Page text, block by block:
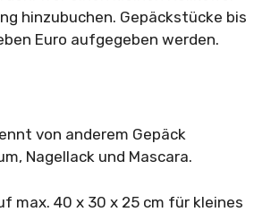
hinzubuchen. Gepäckstücke bis
Euro aufgegeben werden.
von anderem Gepäck
Nagellack und Mascara.
max. 40 x 30 x 25 cm für kleines